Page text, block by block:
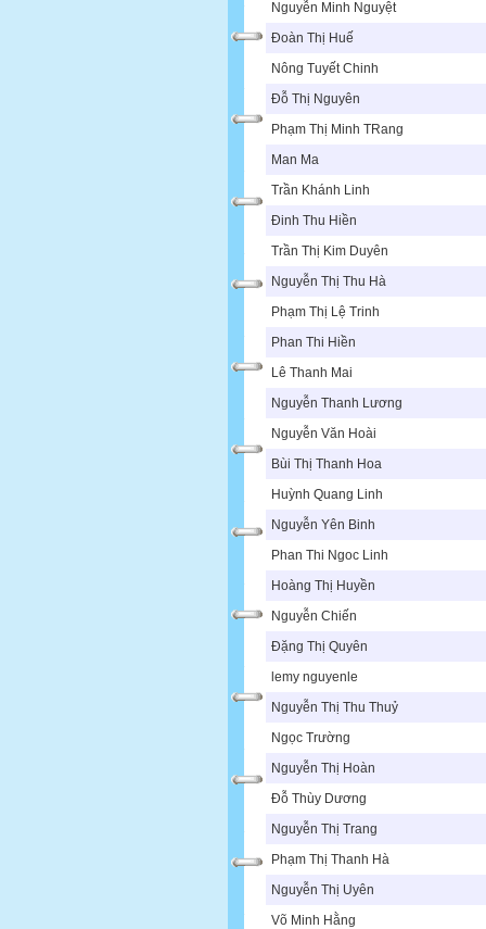
Nguyễn Minh Nguyệt
Đoàn Thị Huế
Nông Tuyết Chinh
Đỗ Thị Nguyên
Phạm Thị Minh TRang
Man Ma
Trần Khánh Linh
Đinh Thu Hiền
Trần Thị Kim Duyên
Nguyễn Thị Thu Hà
Phạm Thị Lệ Trinh
Phan Thi Hiền
Lê Thanh Mai
Nguyễn Thanh Lương
Nguyễn Văn Hoài
Bùi Thị Thanh Hoa
Huỳnh Quang Linh
Nguyễn Yên Binh
Phan Thi Ngoc Linh
Hoàng Thị Huyền
Nguyễn Chiến
Đặng Thị Quyên
lemy nguyenle
Nguyễn Thị Thu Thuỷ
Ngọc Trường
Nguyễn Thị Hoàn
Đỗ Thùy Dương
Nguyễn Thị Trang
Phạm Thị Thanh Hà
Nguyễn Thị Uyên
Võ Minh Hằng